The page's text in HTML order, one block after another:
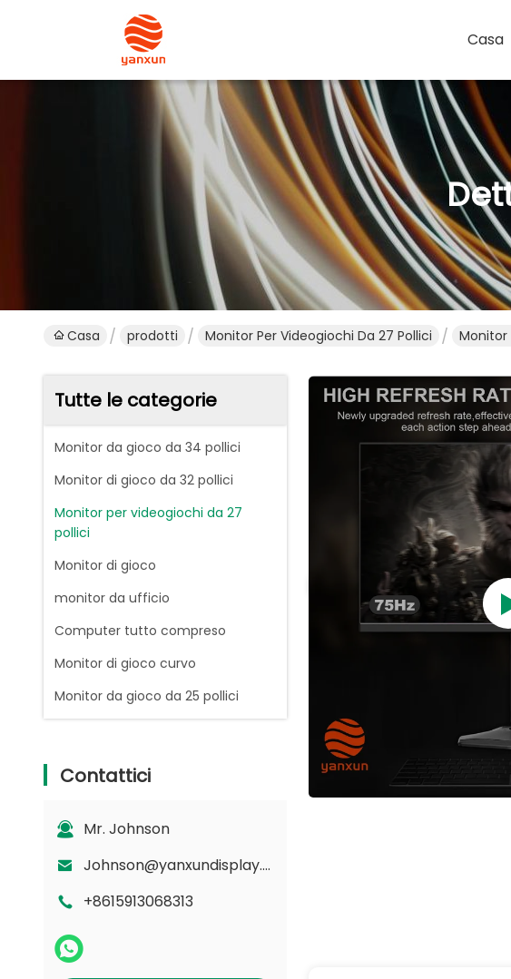
Casa
Casa prodotti Monitor Per Videogiochi Da 27 Pollici Monitor
Tutte le categorie
Monitor da gioco da 34 pollici
Monitor di gioco da 32 pollici
Monitor per videogiochi da 27
pollici
Monitor di gioco
monitor da ufficio
Computer tutto compreso
Monitor di gioco curvo
Monitor da gioco da 25 pollici
Contattici
Mr. Johnson
Johnson@yanxundisplay.com
+8615913068313